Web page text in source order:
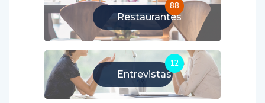
Restaurantes
88
Entrevistas
12